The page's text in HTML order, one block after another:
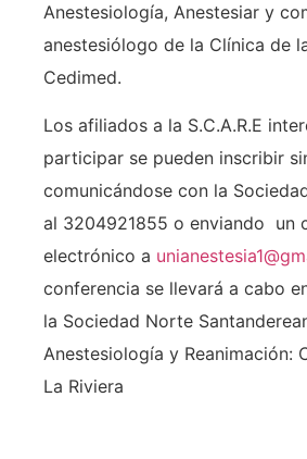
Anestesiología, Anestesiar y
anestesiólogo de la Clínica de
Cedimed.
Los afiliados a la S.C.A.R.E
participar se pueden inscribir
comunicándose con la
al 3204921855 o enviando un
electrónico a
conferencia se llevará a cabo
la Sociedad Norte
Anestesiología y Reanimación:
La Riviera